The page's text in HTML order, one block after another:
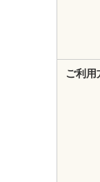
ご利用